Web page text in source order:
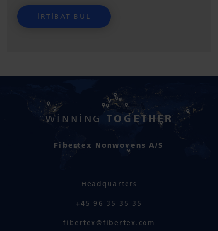
WINNING TOGETHER
Fibertex Nonwovens A/S
Headquarters
+45 96 35 35 35
fibertex@fibertex.com